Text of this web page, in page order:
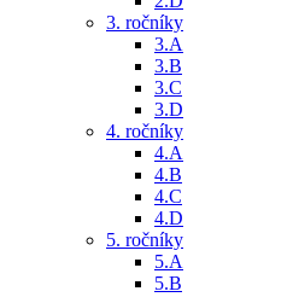
3. ročníky
3.A
3.B
3.C
3.D
4. ročníky
4.A
4.B
4.C
4.D
5. ročníky
5.A
5.B